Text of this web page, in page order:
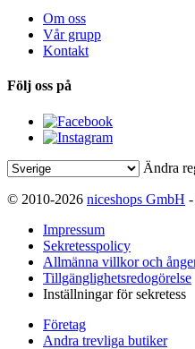
Om oss
Vår grupp
Kontakt
Följ oss på
Ändra
© 2010-2026 niceshops GmbH
Impressum
Sekretesspolicy
Allmänna villkor och
Tillgänglighetsredogörelse
Inställningar för sekretess
Företag
Andra trevliga butiker